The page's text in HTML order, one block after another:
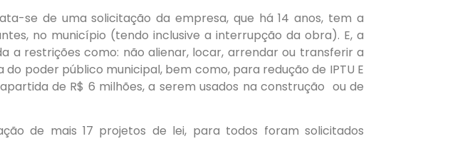
se de uma solicitação da empresa, que há 14 anos, tem a
no município (tendo inclusive a interrupção da obra). E, a
a restrições como: não alienar, locar, arrendar ou transferir a
poder público municipal, bem como, para redução de IPTU E
de R$ 6 milhões, a serem usados na construção ou de
de mais 17 projetos de lei, para todos foram solicitados